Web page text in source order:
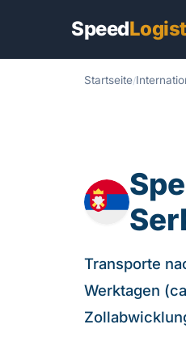
Speed
Startseite
Transporte
Werktagen